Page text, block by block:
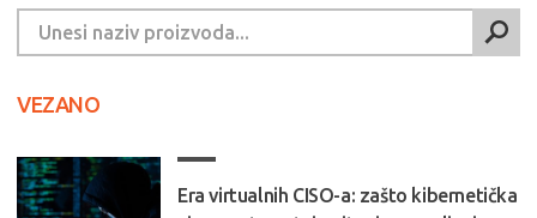
VEZANO
Era virtualnih CISO-a: zašto kibernetička